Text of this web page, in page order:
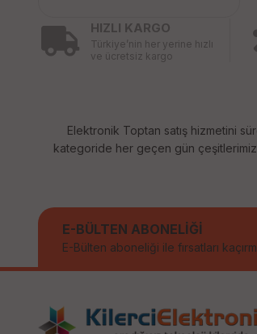
HIZLI KARGO
Türkiye’nin her yerine hızlı
ve ücretsiz kargo
Elektronik Toptan satış hizmetini
kategoride her geçen gün çeşitlerimizi
E-BÜLTEN ABONELİĞİ
E-Bülten aboneliği ile fırsatları